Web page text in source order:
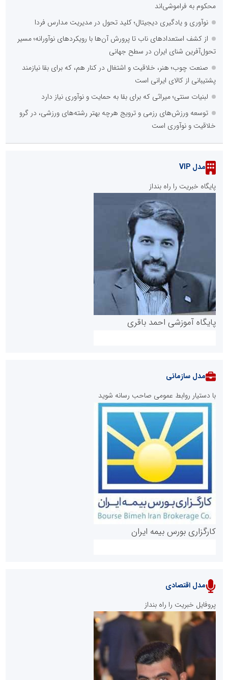
محکوم به فراموشی‌اند
نوآوری و یادگیری دیجیتال؛ کلید تحول در مدیریت مدارس فردا
از کشف استعدادهای ناب تا پرورش آن‌ها با رویکردهای نوآورانه؛ مسیر
تحول‌آفرین شنای ایران در سطح جهانی
صنعت چوب؛ هنر، خلاقیت و اشتغال در کنار هم، که برای بقا نیازمند
پشتیبانی از کالای ایرانی است
لبنیات سنتی؛ میراثی که برای بقا به حمایت و نوآوری نیاز دارد
توسعه ورزش‌های رزمی و ترویج هرچه بهتر رشته‌های ورزشی، در گرو
خلاقیت و نوآوری است
مدل VIP
پایگاه خبریت را راه بنداز
پایگاه آموزشی احمد باقری
روابط عمومی خبرگزاری گزارش خبر
پایگاه خبری نهضت ملی مسکن
مدل سازمانی
با دستیار روابط عمومی صاحب رسانه شوید
کارگزاری بورس بیمه ایران
سازمان بورس و اوراق بهادار
مدل اقتصادی
پروفایل خبریت را راه بنداز